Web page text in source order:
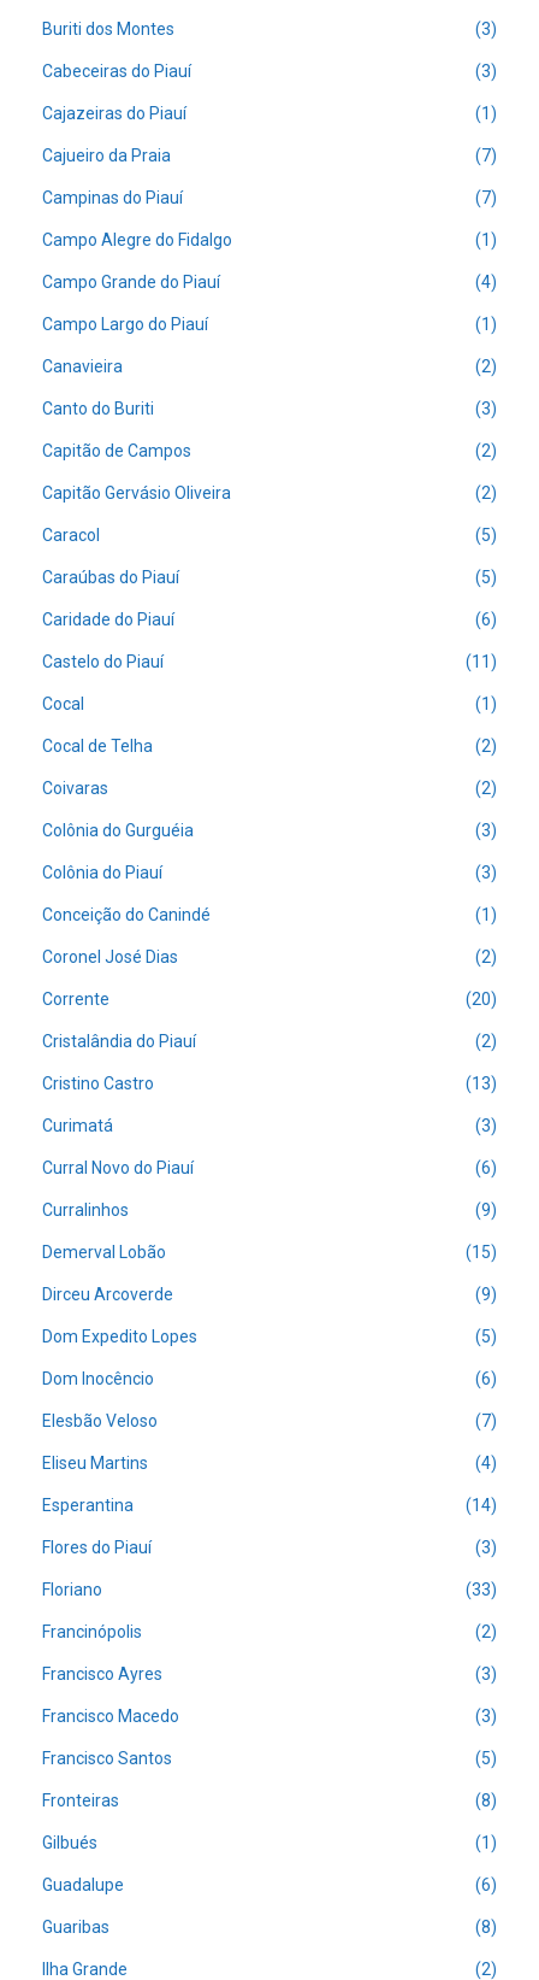
Buriti dos Montes (3)
Cabeceiras do Piauí (3)
Cajazeiras do Piauí (1)
Cajueiro da Praia (7)
Campinas do Piauí (7)
Campo Alegre do Fidalgo (1)
Campo Grande do Piauí (4)
Campo Largo do Piauí (1)
Canavieira (2)
Canto do Buriti (3)
Capitão de Campos (2)
Capitão Gervásio Oliveira (2)
Caracol (5)
Caraúbas do Piauí (5)
Caridade do Piauí (6)
Castelo do Piauí (11)
Cocal (1)
Cocal de Telha (2)
Coivaras (2)
Colônia do Gurguéia (3)
Colônia do Piauí (3)
Conceição do Canindé (1)
Coronel José Dias (2)
Corrente (20)
Cristalândia do Piauí (2)
Cristino Castro (13)
Curimatá (3)
Curral Novo do Piauí (6)
Curralinhos (9)
Demerval Lobão (15)
Dirceu Arcoverde (9)
Dom Expedito Lopes (5)
Dom Inocêncio (6)
Elesbão Veloso (7)
Eliseu Martins (4)
Esperantina (14)
Flores do Piauí (3)
Floriano (33)
Francinópolis (2)
Francisco Ayres (3)
Francisco Macedo (3)
Francisco Santos (5)
Fronteiras (8)
Gilbués (1)
Guadalupe (6)
Guaribas (8)
Ilha Grande (2)